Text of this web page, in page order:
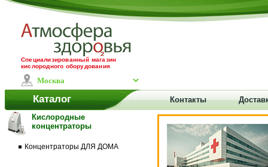
Специализированный магазин
кислородного оборудования
Каталог Контакты
Кислородные
концентраторы
Концентраторы ДЛЯ ДОМА